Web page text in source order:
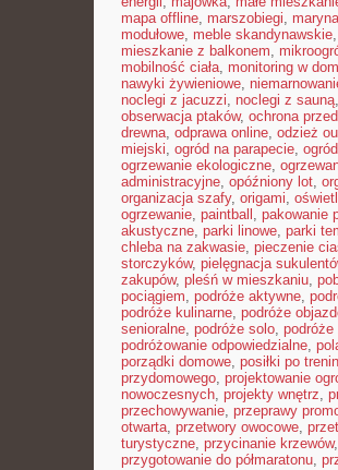
mapa offline, marszobiegi,
modułowe, meble skandynawskie,
mieszkanie z balkonem,
mobilność ciała, monitoring w
nawyki żywieniowe,
noclegi z jacuzzi, noclegi z sauną,
obserwacja ptaków, ochrona
drewna, odprawa online, odzież
miejski, ogród na parapecie,
ogrzewanie ekologiczne,
administracyjne, opóźniony lot,
organizacja szafy, origami,
ogrzewanie, paintball , pakowanie
akustyczne, parki linowe, parki
chleba na zakwasie, pieczenie
storczyków, pielęgnacja
zakupów, pleśń w mieszkaniu,
pociągiem, podróże aktywne,
podróże kulinarne, podróże
senioralne, podróże solo,
podróżowanie odpowiedzialne,
porządki domowe, posiłki po
przydomowego, projektowanie
nowoczesnych, projekty wnętrz,
przechowywanie, przeprawy
otwarta, przetwory owocowe,
turystyczne, przycinanie krzewów,
przygotowanie do półmaratonu,